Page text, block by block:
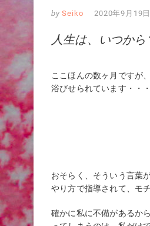
by Seiko 2020年9月19日
人生は、いつか
ここほんの数ヶ月ですが
浴びせられています・・・
おそらく、そういう言葉
やり方で指導されて、モ
確かに私に不備があるか